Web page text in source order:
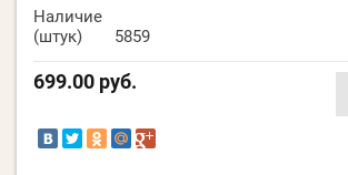
Наличие
(штук)
5859
699.00 руб.